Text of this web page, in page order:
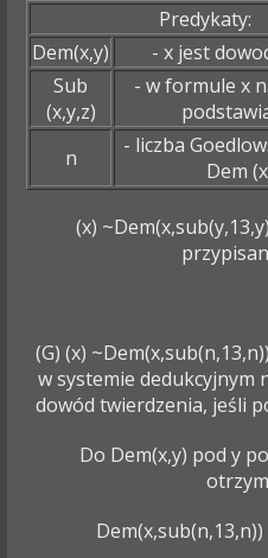
Predykaty:
Dem(x,y)
- x jest
Sub
(x,y,z)
- w formule x
n
- liczba
Dem
(x)
(G) (x)
w systemie dedukcyjnym
dowód twierdzenia, jeśli
Do Dem(x,y) pod y